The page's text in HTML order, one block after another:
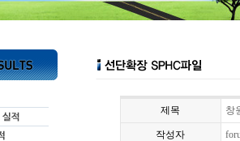
제목 창
작성자